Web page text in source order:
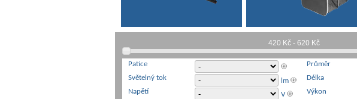
Patice Průměr
Světelný tok
lm Délka
Napětí
V Výkon